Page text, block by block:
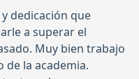
dedicación que
a superar el
Muy bien trabajo
de la academia.